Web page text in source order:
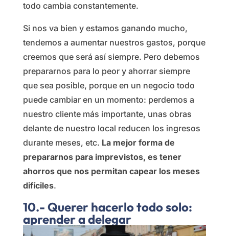
todo cambia constantemente.
Si nos va bien y estamos ganando mucho,
tendemos a aumentar nuestros gastos, porque
creemos que será así siempre. Pero debemos
prepararnos para lo peor y ahorrar siempre
que sea posible, porque en un negocio todo
puede cambiar en un momento: perdemos a
nuestro cliente más importante, unas obras
delante de nuestro local reducen los ingresos
durante meses, etc. La mejor forma de
prepararnos para imprevistos, es tener
ahorros que nos permitan capear los meses
difíciles.
10.- Querer hacerlo todo solo:
aprender a delegar